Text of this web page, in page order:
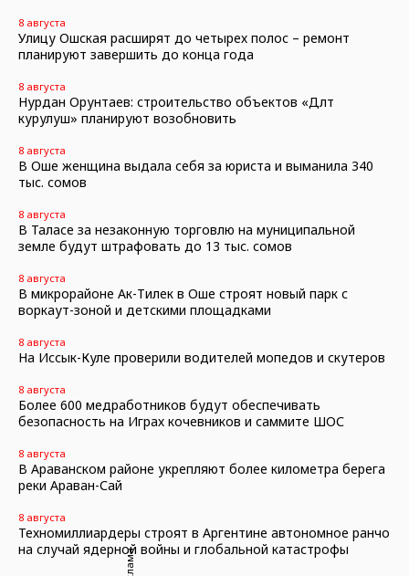
8 августа
Улицу Ошская расширят до четырех полос – ремонт
планируют завершить до конца года
8 августа
Нурдан Орунтаев: строительство объектов «Дөөлөт
курулуш» планируют возобновить
8 августа
В Оше женщина выдала себя за юриста и выманила 340
тыс. сомов
8 августа
В Таласе за незаконную торговлю на муниципальной
земле будут штрафовать до 13 тыс. сомов
8 августа
В микрорайоне Ак-Тилек в Оше строят новый парк с
воркаут-зоной и детскими площадками
8 августа
На Иссык-Куле проверили водителей мопедов и скутеров
8 августа
Более 600 медработников будут обеспечивать
безопасность на Играх кочевников и саммите ШОС
8 августа
В Араванском районе укрепляют более километра берега
реки Араван-Сай
8 августа
Техномиллиардеры строят в Аргентине автономное ранчо
на случай ядерной войны и глобальной катастрофы